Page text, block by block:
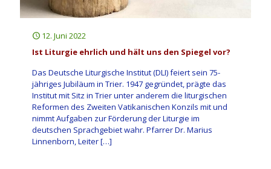
12. Juni 2022
Ist Liturgie ehrlich und hält uns den Spiegel vor?
Das Deutsche Liturgische Institut (DLI) feiert sein 75-
jähriges Jubiläum in Trier. 1947 gegründet, prägte das
Institut mit Sitz in Trier unter anderem die liturgischen
Reformen des Zweiten Vatikanischen Konzils mit und
nimmt Aufgaben zur Förderung der Liturgie im
deutschen Sprachgebiet wahr. Pfarrer Dr. Marius
Linnenborn, Leiter[…]